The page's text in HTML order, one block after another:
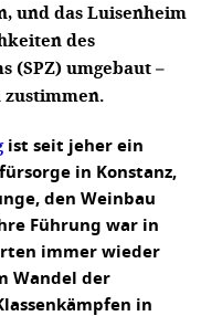
und das Luisenheim
des
(SPZ) umgebaut –
ist seit jeher ein
in Konstanz,
den Weinbau
Führung war in
immer wieder
Wandel der
in